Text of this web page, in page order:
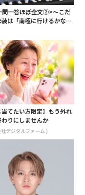
問一答ほぼ全文②>～こだ
は「南極に行けるかなと
当てたい方限定】もう外れ
わりにしませんか
デジタルファーム )